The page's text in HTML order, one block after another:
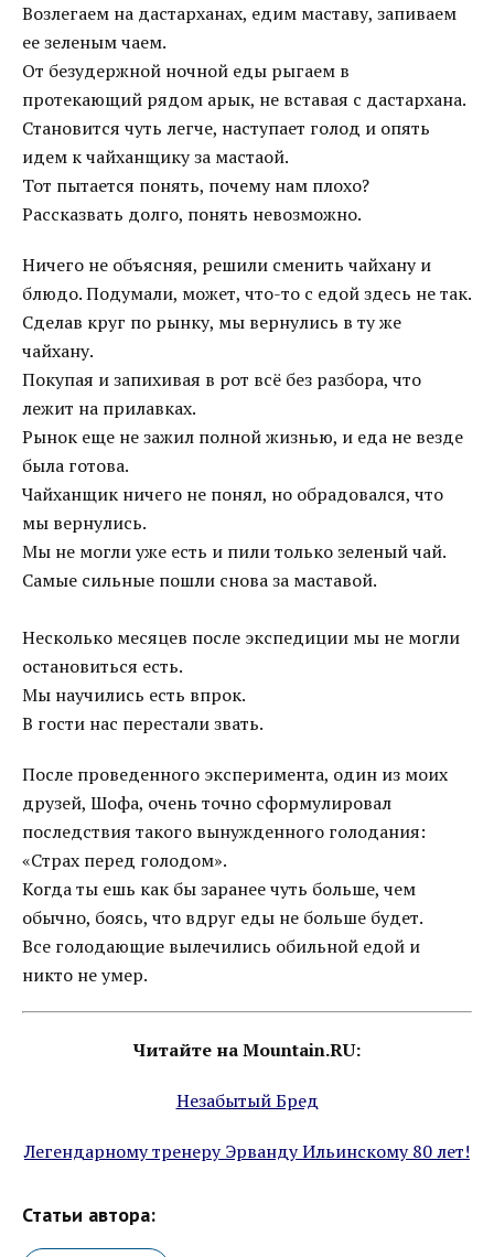
Возлегаем на дастарханах, едим маставу, запиваем
ее зеленым чаем.
От безудержной ночной еды рыгаем в
протекающий рядом арык, не вставая с дастархана.
Становится чуть легче, наступает голод и опять
идем к чайханщику за мастаой.
Тот пытается понять, почему нам плохо?
Рассказвать долго, понять невозможно.
Ничего не объясняя, решили сменить чайхану и
блюдо. Подумали, может, что-то с едой здесь не так.
Сделав круг по рынку, мы вернулись в ту же
чайхану.
Покупая и запихивая в рот всё без разбора, что
лежит на прилавках.
Рынок еще не зажил полной жизнью, и еда не везде
была готова.
Чайханщик ничего не понял, но обрадовался, что
мы вернулись.
Мы не могли уже есть и пили только зеленый чай.
Самые сильные пошли снова за маставой.
Несколько месяцев после экспедиции мы не могли
остановиться есть.
Мы научились есть впрок.
В гости нас перестали звать.
После проведенного эксперимента, один из моих
друзей, Шофа, очень точно сформулировал
последствия такого вынужденного голодания:
«Страх перед голодом».
Когда ты ешь как бы заранее чуть больше, чем
обычно, боясь, что вдруг еды не больше будет.
Все голодающие вылечились обильной едой и
никто не умер.
Читайте на Mountain.RU:
Незабытый Бред
Легендарному тренеру Эрванду Ильинскому 80 лет!
Статьи автора: